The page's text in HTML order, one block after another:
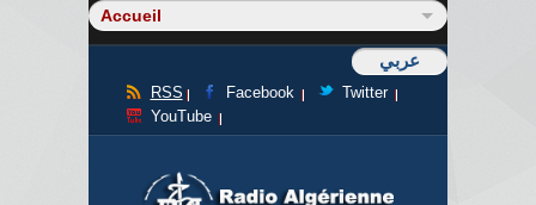
عربي
RSS Facebook
Twitter
YouTube